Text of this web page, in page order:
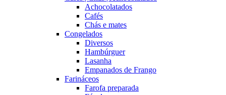
Achocolatados
Cafés
Chás e mates
Congelados
Diversos
Hambúrguer
Lasanha
Empanados de Frango
Farináceos
Farofa preparada